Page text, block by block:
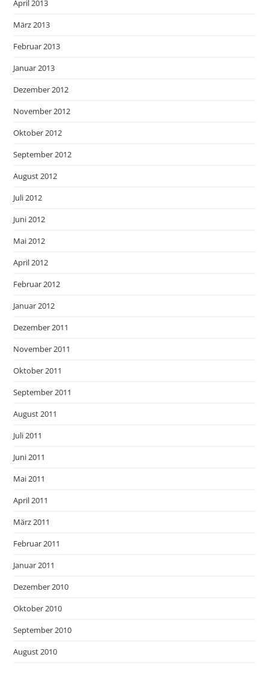
April 2013
März 2013
Februar 2013
Januar 2013
Dezember 2012
November 2012
Oktober 2012
September 2012
August 2012
Juli 2012
Juni 2012
Mai 2012
April 2012
Februar 2012
Januar 2012
Dezember 2011
November 2011
Oktober 2011
September 2011
August 2011
Juli 2011
Juni 2011
Mai 2011
April 2011
März 2011
Februar 2011
Januar 2011
Dezember 2010
Oktober 2010
September 2010
August 2010